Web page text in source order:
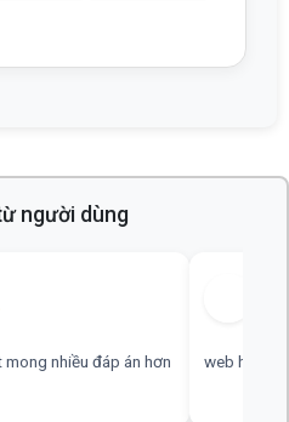
người dùng
nhiều đáp án hơn web hay,